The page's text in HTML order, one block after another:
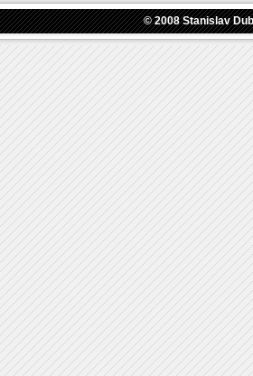
© 2008Stanislav